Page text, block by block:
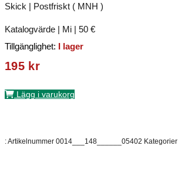
Skick | Postfriskt ( MNH )
Katalogvärde | Mi | 50 €
Tillgänglighet: I lager
195 kr
Lägg i varukorg
:Artikelnummer 0014___148______05402 Kategorier